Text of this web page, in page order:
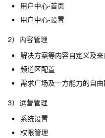
用户中心-首页
用户中心-设置
2）内容管理
解决方案等内容自定义及来
频道区配置
需求广场及一方能力的自由
3）运营管理
系统设置
权限管理